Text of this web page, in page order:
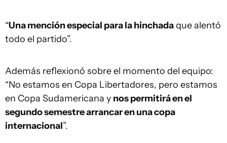
“Una mención especial para la hinchadaque alentó
todo el partido”.
Además reflexionó sobre el momento del equipo:
“No estamos en Copa Libertadores, pero estamos
en Copa Sudamericana y nos permitirá en el
segundo semestre arrancar en una copa
internacional”.